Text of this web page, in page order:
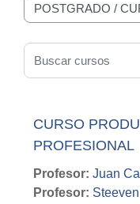
Categorías
Buscar cursos
CURSO
PROFESIONAL
Profesor: Juan
Profesor: